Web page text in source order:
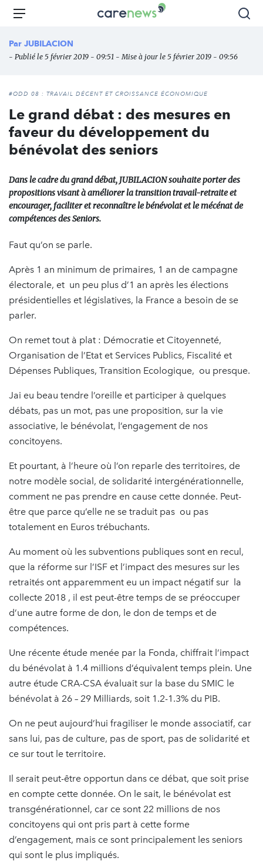
Aller
principal
Carenews,
des
l'engagement
Menu
Par JUBILACION
- Publié le 5 février 2019 - 09:51 - Mise à jour le 5 février 2019 - 09:56
#ODD 08 : TRAVAIL DÉCENT ET CROISSANCE ÉCONOMIQUE
Le grand débat : des mesures en
faveur du développement du
bénévolat des seniors
Dans le cadre du grand débat, JUBILACION souhaite porter des
propositions visant à améliorer la transition travail-retraite et
encourager, faciliter et reconnaître le bénévolat et le mécénat de
compétences des Seniors.
Faut qu’on se parle.
Après 1 an minimum de primaires, 1 an de campagne
électorale, et un peu plus d’1 an après les élections
présidentielles et législatives, la France a besoin de se
parler.
On remet tout à plat : Démocratie et Citoyenneté,
Organisation de l’Etat et Services Publics, Fiscalité et
Dépenses Publiques, Transition Ecologique, ou presque.
Jai eu beau tendre l’oreille et participer à quelques
débats, pas un mot, pas une proposition, sur la vie
associative, le bénévolat, l’engagement de nos
concitoyens.
Et pourtant, à l’heure où l’on reparle des territoires, de
notre modèle social, de solidarité intergénérationnelle,
comment ne pas prendre en cause cette donnée. Peut-
être que parce qu’elle ne se traduit pas ou pas
totalement en Euros trébuchants.
Au moment où les subventions publiques sont en recul,
que la réforme sur l’ISF et l’impact des mesures sur les
retraités ont apparemment eu un impact négatif sur la
collecte 2018 , il est peut-être temps de se préoccuper
d’une autre forme de don, le don de temps et de
compétences.
Une récente étude menée par la Fonda, chiffrait l’impact
du bénévolat à 1.4 millions d’équivalent temps plein. Une
autre étude CRA-CSA évaluait sur la base du SMIC le
bénévolat à 26 – 29 Milliards, soit 1.2-1.3% du PIB.
On ne peut aujourd’hui fragiliser le monde associatif, car
sans lui, pas de culture, pas de sport, pas de solidarité et
ce sur tout le territoire.
Il serait peut-être opportun dans ce débat, que soit prise
en compte cette donnée. On le sait, le bénévolat est
transgénérationnel, car ce sont 22 millions de nos
concitoyens qui ont pris part à cette forme
d’engagement, mais ce sont principalement les seniors
qui sont le plus impliqués.